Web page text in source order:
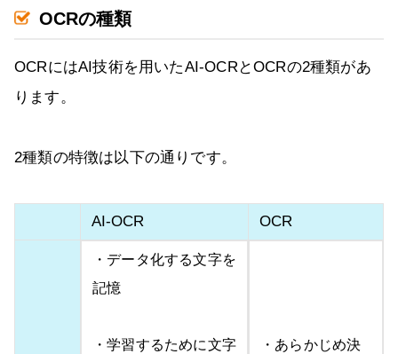
OCRの種類
OCRにはAI技術を用いたAI-OCRとOCRの2種類があ
ります。
2種類の特徴は以下の通りです。
AI-OCR OCR
・データ化する文字を
記憶
・学習するために文字
・あらかじめ決